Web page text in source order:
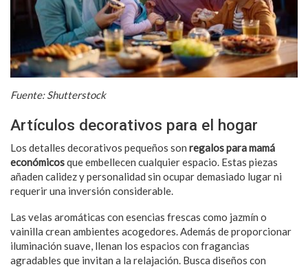
Fuente: Shutterstock
Artículos decorativos para el hogar
Los detalles decorativos pequeños son regalos para mamá
económicosque embellecen cualquier espacio. Estas piezas
añaden calidez y personalidad sin ocupar demasiado lugar ni
requerir una inversión considerable.
Las velas aromáticas con esencias frescas como jazmín o
vainilla crean ambientes acogedores. Además de proporcionar
iluminación suave, llenan los espacios con fragancias
agradables que invitan a la relajación. Busca diseños con